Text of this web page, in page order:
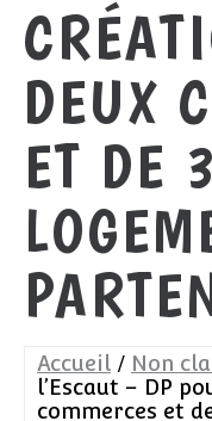
DEUX
ET DE 3
Accueil Non
l’Escaut – DP
commerces et